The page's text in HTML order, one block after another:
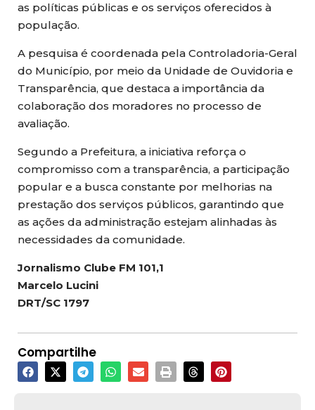
as políticas públicas e os serviços oferecidos à
população.
A pesquisa é coordenada pela Controladoria-Geral
do Município, por meio da Unidade de Ouvidoria e
Transparência, que destaca a importância da
colaboração dos moradores no processo de
avaliação.
Segundo a Prefeitura, a iniciativa reforça o
compromisso com a transparência, a participação
popular e a busca constante por melhorias na
prestação dos serviços públicos, garantindo que
as ações da administração estejam alinhadas às
necessidades da comunidade.
Jornalismo Clube FM 101,1
Marcelo Lucini
DRT/SC 1797
Compartilhe